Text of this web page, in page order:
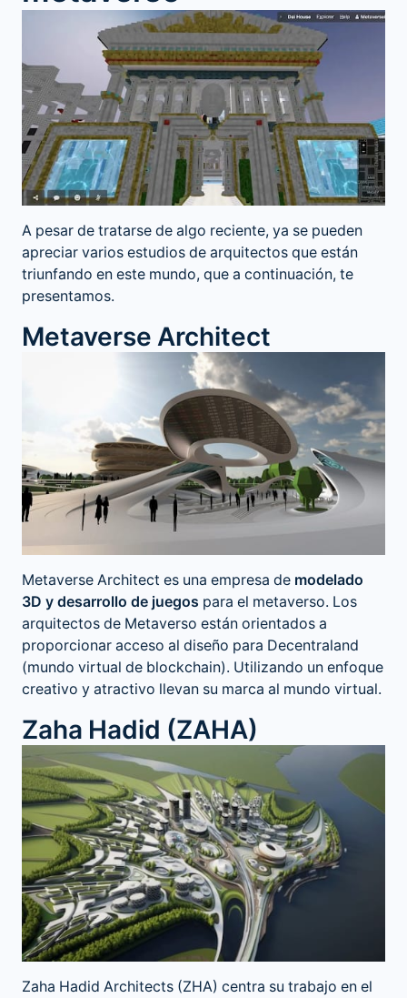
A pesar de tratarse de algo reciente, ya se pueden
apreciar varios estudios de arquitectos que están
triunfando en este mundo, que a continuación, te
presentamos.
Metaverse Architect
Metaverse Architect es una empresa de modelado
3D y desarrollo de juegos para el metaverso. Los
arquitectos de Metaverso están orientados a
proporcionar acceso al diseño para Decentraland
(mundo virtual de blockchain). Utilizando un enfoque
creativo y atractivo llevan su marca al mundo virtual.
Zaha Hadid (ZAHA)
Zaha Hadid Architects (ZHA) centra su trabajo en el